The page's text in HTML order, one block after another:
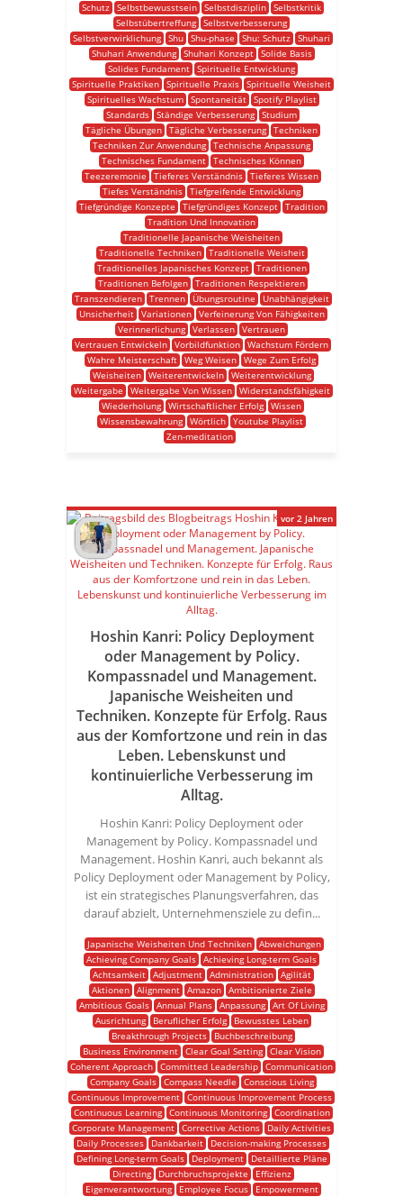
Schutz Selbstbewusstsein Selbstdisziplin Selbstkritik
Selbstübertreffung Selbstverbesserung
Selbstverwirklichung Shu Shu-phase Shu: Schutz Shuhari
Shuhari Anwendung
Shuhari Konzept
Solide Basis
Solides Fundament Spirituelle Entwicklung
Spirituelle Praktiken Spirituelle Praxis Spirituelle Weisheit
Spirituelles Wachstum
Spontaneität
Spotify Playlist
Standards Ständige Verbesserung Studium
Tägliche Übungen Tägliche Verbesserung Techniken
Techniken Zur Anwendung Technische Anpassung
Technisches Fundament Technisches Können
Teezeremonie
Tieferes Verständnis Tieferes Wissen
Tiefes Verständnis Tiefgreifende Entwicklung
Tiefgründige Konzepte
Tiefgründiges Konzept
Tradition
Tradition Und Innovation
Traditionelle Japanische Weisheiten
Traditionelle Techniken
Traditionelle Weisheit
Traditionelles Japanisches Konzept
Traditionen
Traditionen Befolgen Traditionen Respektieren
Transzendieren
Trennen Übungsroutine
Unabhängigkeit
Unsicherheit
Variationen
Verfeinerung Von Fähigkeiten
Verinnerlichung Verlassen Vertrauen
Vertrauen Entwickeln Vorbildfunktion Wachstum Fördern
Wahre Meisterschaft Weg Weisen Wege Zum Erfolg
Weisheiten
Weiterentwickeln
Weiterentwicklung
Weitergabe
Weitergabe Von Wissen
Widerstandsfähigkeit
Wiederholung Wirtschaftlicher Erfolg Wissen
Wissensbewahrung Wörtlich Youtube Playlist
Zen-meditation
Hoshin Kanri: Policy Deployment
oder Management by Policy.
Kompassnadel und Management.
Japanische Weisheiten und
Techniken. Konzepte für Erfolg. Raus
aus der Komfortzone und rein in das
Leben. Lebenskunst und
kontinuierliche Verbesserung im
Alltag.
Hoshin Kanri: Policy Deployment oder
Management by Policy. Kompassnadel und
Management. Hoshin Kanri, auch bekannt als
Policy Deployment oder Management by Policy,
ist ein strategisches Planungsverfahren, das
darauf abzielt, Unternehmensziele zu defin...
Japanische Weisheiten Und Techniken
Abweichungen
Achieving Company Goals Achieving Long-term Goals
Achtsamkeit
Adjustment Administration
Agilität
Aktionen
Alignment Amazon
Ambitionierte Ziele
Ambitious Goals
Annual Plans Anpassung
Art Of Living
Ausrichtung
Beruflicher Erfolg
Bewusstes Leben
Breakthrough Projects
Buchbeschreibung
Business Environment
Clear Goal Setting
Clear Vision
Coherent Approach Committed Leadership Communication
Company Goals
Compass Needle
Conscious Living
Continuous Improvement Continuous Improvement Process
Continuous Learning
Continuous Monitoring
Coordination
Corporate Management Corrective Actions
Daily Activities
Daily Processes
Dankbarkeit
Decision-making Processes
Defining Long-term Goals
Deployment
Detaillierte Pläne
Directing
Durchbruchsprojekte
Effizienz
Eigenverantwortung
Employee Focus
Empowerment
vor 2 Jahren